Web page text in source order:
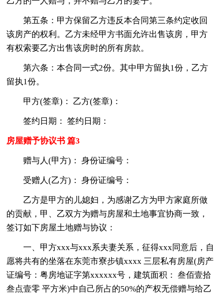
第五条：甲方保留乙方违反本合同第三条约定收回
该房产的权利。乙方未经甲方书面允许出售该房，甲方
有权索要乙方出售该房时的所有房款。
第六条：本合同一式2份。其中甲方留执1份，乙方
留执1份。
甲方(签章)： 乙方(签章)：
签约日期： 签约日期：
房屋赠予协议书 篇3
赠与人(甲方)： 身份证编号：
受赠人(乙方)： 身份证编号：
乙方是甲方的儿媳妇，为感谢乙方为甲方家庭所做
的贡献，甲、乙双方为赠与房屋和土地事宜协商一致，
签订如下房屋土地赠与协议：
一、甲方xxx与xxx系夫妻关系，征得xxx同意后，自
愿将共有的坐落在东莞市寮步镇xxxx 三层私有房屋(房产
证编号：粤房地证字第xxxxxx号，建筑面积： 叁佰壹拾
叁点壹零 平方米)中自己所占的50%的产权无偿赠与给乙